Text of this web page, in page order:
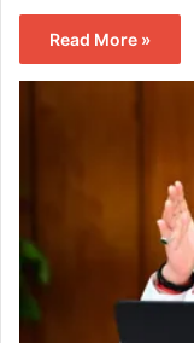
Read More »